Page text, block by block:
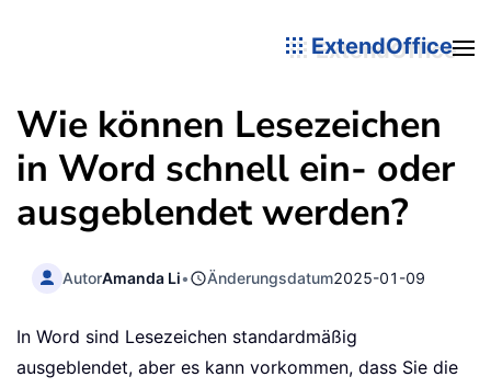
ExtendOffice
Wie können Lesezeichen
in Word schnell ein- oder
ausgeblendet werden?
AutorAmanda Li• Änderungsdatum2025-01-09
In Word sind Lesezeichen standardmäßig
ausgeblendet, aber es kann vorkommen, dass Sie die